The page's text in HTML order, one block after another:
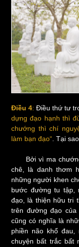
Điều 4: Điều thứ tư
dựng đạo hạnh thì
chướng thì chí
làm bạn đạo“. Tại
Bởi vì ma chướng
chê, là danh thơm
những người khen
bước đường tu tập,
đạo, là thiện hữu tri
trên đường đạo
cũng có nghĩa là
phiền não khổ đau,
chuyện bất trắc bất